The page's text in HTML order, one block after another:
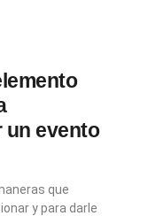
un evento
que
y para darle